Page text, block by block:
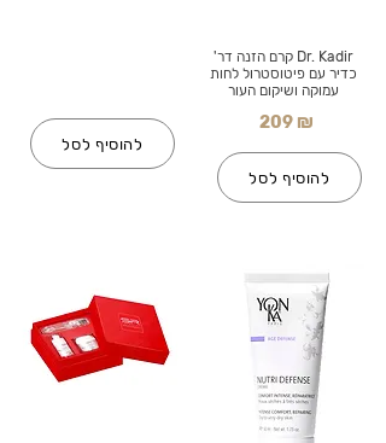
להוסיף לסל
Dr. Kadir קרם הזנה דר'
כדיר עם פיטוסטרול לחות
עמוקה ושיקום העור
209 ₪
להוסיף לסל